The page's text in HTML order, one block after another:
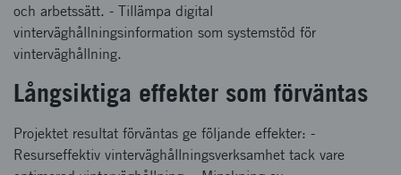
och arbetssätt. - Tillämpa digital
vinterväghållningsinformation som systemstöd för
vinterväghållning.
Långsiktiga effekter som förväntas
Projektet resultat förväntas ge följande effekter: -
Resurseffektiv vinterväghållningsverksamhet tack vare